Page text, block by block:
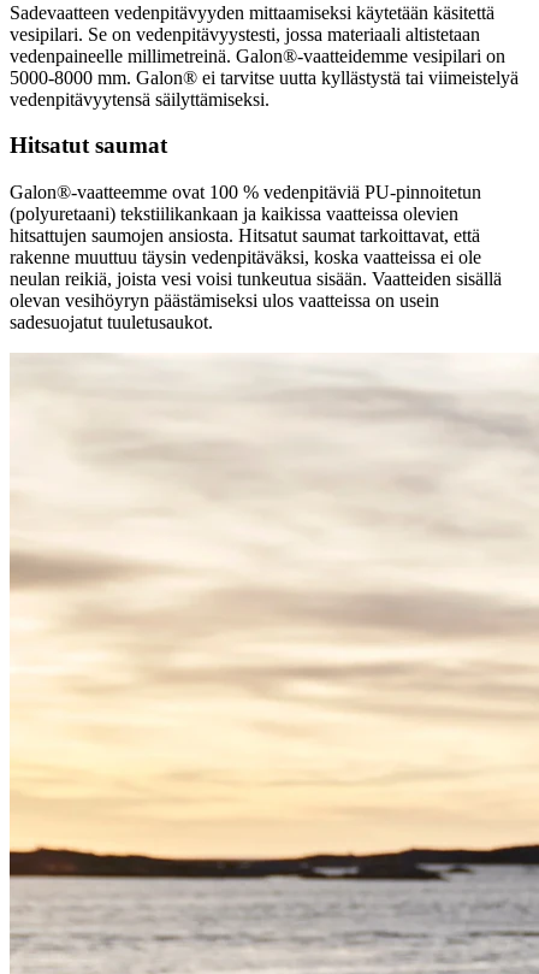
Sadevaatteen vedenpitävyyden mittaamiseksi käytetään käsitettä
vesipilari. Se on vedenpitävyystesti, jossa materiaali altistetaan
vedenpaineelle millimetreinä. Galon®-vaatteidemme vesipilari on
5000-8000 mm. Galon® ei tarvitse uutta kyllästystä tai viimeistelyä
vedenpitävyytensä säilyttämiseksi.
Hitsatut saumat
Galon®-vaatteemme ovat 100 % vedenpitäviä PU-pinnoitetun
(polyuretaani) tekstiilikankaan ja kaikissa vaatteissa olevien
hitsattujen saumojen ansiosta. Hitsatut saumat tarkoittavat, että
rakenne muuttuu täysin vedenpitäväksi, koska vaatteissa ei ole
neulan reikiä, joista vesi voisi tunkeutua sisään. Vaatteiden sisällä
olevan vesihöyryn päästämiseksi ulos vaatteissa on usein
sadesuojatut tuuletusaukot.